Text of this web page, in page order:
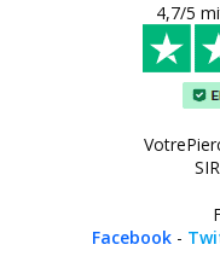
4,7/5
Facebook -